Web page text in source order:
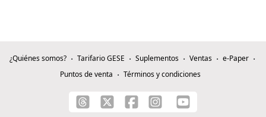
¿Quiénes somos? Tarifario GESE Suplementos Ventas
e-Paper
Puntos de venta
Términos y condiciones